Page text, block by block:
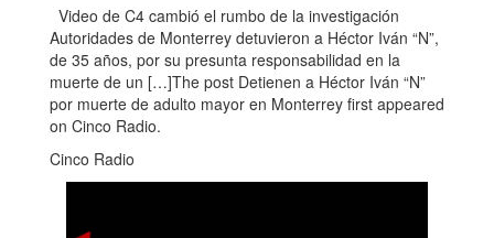
Video de C4 cambió el rumbo de la investigación
Autoridades de Monterrey detuvieron a Héctor Iván “N”,
de 35 años, por su presunta responsabilidad en la
muerte de un […]The post Detienen a Héctor Iván “N”
por muerte de adulto mayor en Monterrey first appeared
on Cinco Radio.
Cinco Radio